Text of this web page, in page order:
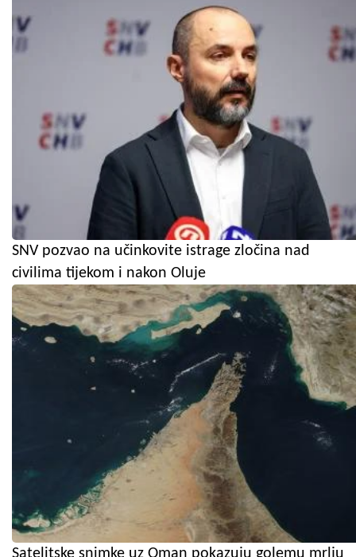
SNV pozvao na učinkovite istrage zločina nad
civilima tijekom i nakon Oluje